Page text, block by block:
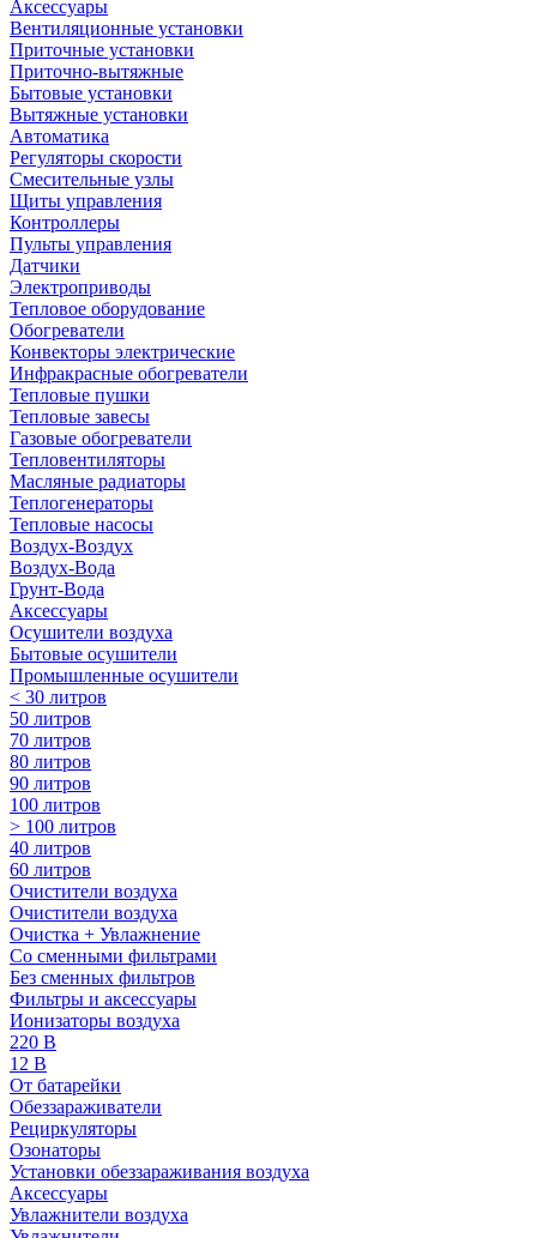
Аксессуары
Вентиляционные установки
Приточные установки
Приточно-вытяжные
Бытовые установки
Вытяжные установки
Автоматика
Регуляторы скорости
Смесительные узлы
Щиты управления
Контроллеры
Пульты управления
Датчики
Электроприводы
Тепловое оборудование
Обогреватели
Конвекторы электрические
Инфракрасные обогреватели
Тепловые пушки
Тепловые завесы
Газовые обогреватели
Тепловентиляторы
Масляные радиаторы
Теплогенераторы
Тепловые насосы
Воздух-Воздух
Воздух-Вода
Грунт-Вода
Аксессуары
Осушители воздуха
Бытовые осушители
Промышленные осушители
< 30 литров
50 литров
70 литров
80 литров
90 литров
100 литров
> 100 литров
40 литров
60 литров
Очистители воздуха
Очистители воздуха
Очистка + Увлажнение
Cо сменными фильтрами
Без сменных фильтров
Фильтры и аксессуары
Ионизаторы воздуха
220 В
12 В
От батарейки
Обеззараживатели
Рециркуляторы
Озонаторы
Установки обеззараживания воздуха
Аксессуары
Увлажнители воздуха